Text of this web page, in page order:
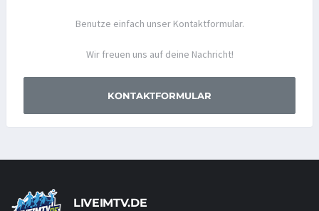
Benutze einfach unser Kontaktformular.
Wir freuen uns auf deine Nachricht!
KONTAKTFORMULAR
LIVEIMTV.DE